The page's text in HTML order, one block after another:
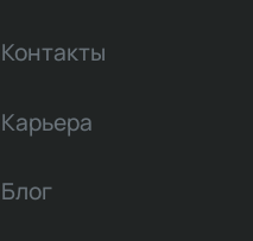
Контакты
Карьера
Блог